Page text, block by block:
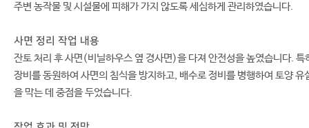
주변 농작물 및 시설물에 피해가 가지 않도록 세심하게 관리하였습니다.
사면 정리 작업 내용
잔토 처리 후 사면(비닐하우스 옆 경사면)을 다져 안전성을 높였습니다. 특
장비를 동원하여 사면의 침식을 방지하고, 배수로 정비를 병행하여 토양 유
을 막는 데 중점을 두었습니다.